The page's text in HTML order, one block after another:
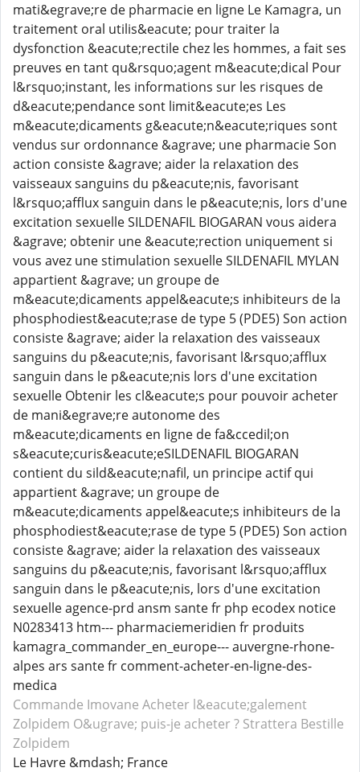
mati&egrave;re de pharmacie en ligne Le Kamagra, un
traitement oral utilis&eacute; pour traiter la
dysfonction &eacute;rectile chez les hommes, a fait ses
preuves en tant qu&rsquo;agent m&eacute;dical Pour
l&rsquo;instant, les informations sur les risques de
d&eacute;pendance sont limit&eacute;es Les
m&eacute;dicaments g&eacute;n&eacute;riques sont
vendus sur ordonnance &agrave; une pharmacie Son
action consiste &agrave; aider la relaxation des
vaisseaux sanguins du p&eacute;nis, favorisant
l&rsquo;afflux sanguin dans le p&eacute;nis, lors d'une
excitation sexuelle SILDENAFIL BIOGARAN vous aidera
&agrave; obtenir une &eacute;rection uniquement si
vous avez une stimulation sexuelle SILDENAFIL MYLAN
appartient &agrave; un groupe de
m&eacute;dicaments appel&eacute;s inhibiteurs de la
phosphodiest&eacute;rase de type 5 (PDE5) Son action
consiste &agrave; aider la relaxation des vaisseaux
sanguins du p&eacute;nis, favorisant l&rsquo;afflux
sanguin dans le p&eacute;nis lors d'une excitation
sexuelle Obtenir les cl&eacute;s pour pouvoir acheter
de mani&egrave;re autonome des
m&eacute;dicaments en ligne de fa&ccedil;on
s&eacute;curis&eacute;eSILDENAFIL BIOGARAN
contient du sild&eacute;nafil, un principe actif qui
appartient &agrave; un groupe de
m&eacute;dicaments appel&eacute;s inhibiteurs de la
phosphodiest&eacute;rase de type 5 (PDE5) Son action
consiste &agrave; aider la relaxation des vaisseaux
sanguins du p&eacute;nis, favorisant l&rsquo;afflux
sanguin dans le p&eacute;nis, lors d'une excitation
sexuelle agence-prd ansm sante fr php ecodex notice
N0283413 htm--- pharmaciemeridien fr produits
kamagra_commander_en_europe--- auvergne-rhone-
alpes ars sante fr comment-acheter-en-ligne-des-
medica
Commande Imovane Acheter l&eacute;galement
Zolpidem O&ugrave; puis-je acheter ? Strattera Bestille
Zolpidem
Le Havre &mdash; France